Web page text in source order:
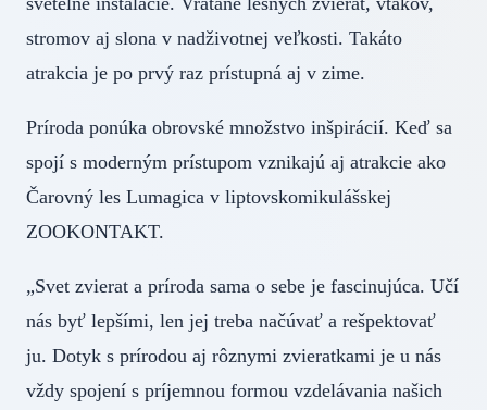
stromov aj slona v nadživotnej veľkosti. Takáto
atrakcia je po prvý raz prístupná aj v zime.
Príroda ponúka obrovské množstvo inšpirácií. Keď sa
spojí s moderným prístupom vznikajú aj atrakcie ako
Čarovný les Lumagica v liptovskomikulášskej
ZOOKONTAKT.
„Svet zvierat a príroda sama o sebe je fascinujúca. Učí
nás byť lepšími, len jej treba načúvať a rešpektovať
ju. Dotyk s prírodou aj rôznymi zvieratkami je u nás
vždy spojení s príjemnou formou vzdelávania našich